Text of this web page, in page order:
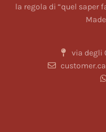
la regola di “quel saper
via degli